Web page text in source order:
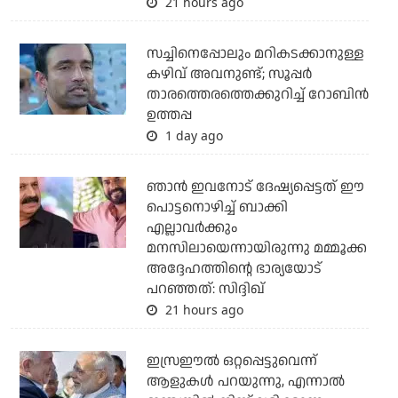
സച്ചിനെപ്പോലും മറികടക്കാനുള്ള
കഴിവ് അവനുണ്ട്; സൂപ്പര്‍
താരത്തെരത്തെക്കുറിച്ച് റോബിന്‍
ഉത്തപ്പ
1 day ago
ഞാന്‍ ഇവനോട് ദേഷ്യപ്പെട്ടത് ഈ
പൊട്ടനൊഴിച്ച് ബാക്കി
എല്ലാവര്‍ക്കും
മനസിലായെന്നായിരുന്നു മമ്മൂക്ക
അദ്ദേഹത്തിന്റെ ഭാര്യയോട്
പറഞ്ഞത്: സിദ്ദിഖ്
21 hours ago
ഇസ്രഈല്‍ ഒറ്റപ്പെട്ടുവെന്ന്
ആളുകള്‍ പറയുന്നു, എന്നാല്‍